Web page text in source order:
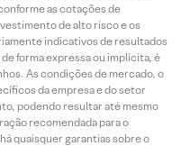
as cotações de
de alto risco e os
indicativos de resultados
forma expressa ou implícita, é
As condições de mercado, o
da empresa e do setor
podendo resultar até mesmo
recomendada para o
quaisquer garantias sobre o